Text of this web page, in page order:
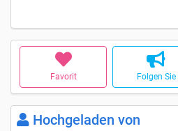
Favorit Folgen Sie
Hochgeladen von